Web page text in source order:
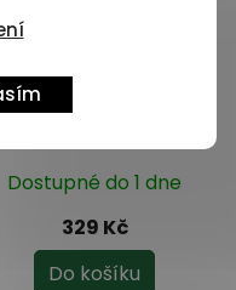
Muller Tea Tree Oil
Dostupné do 1 dne
329 Kč
Do košíku